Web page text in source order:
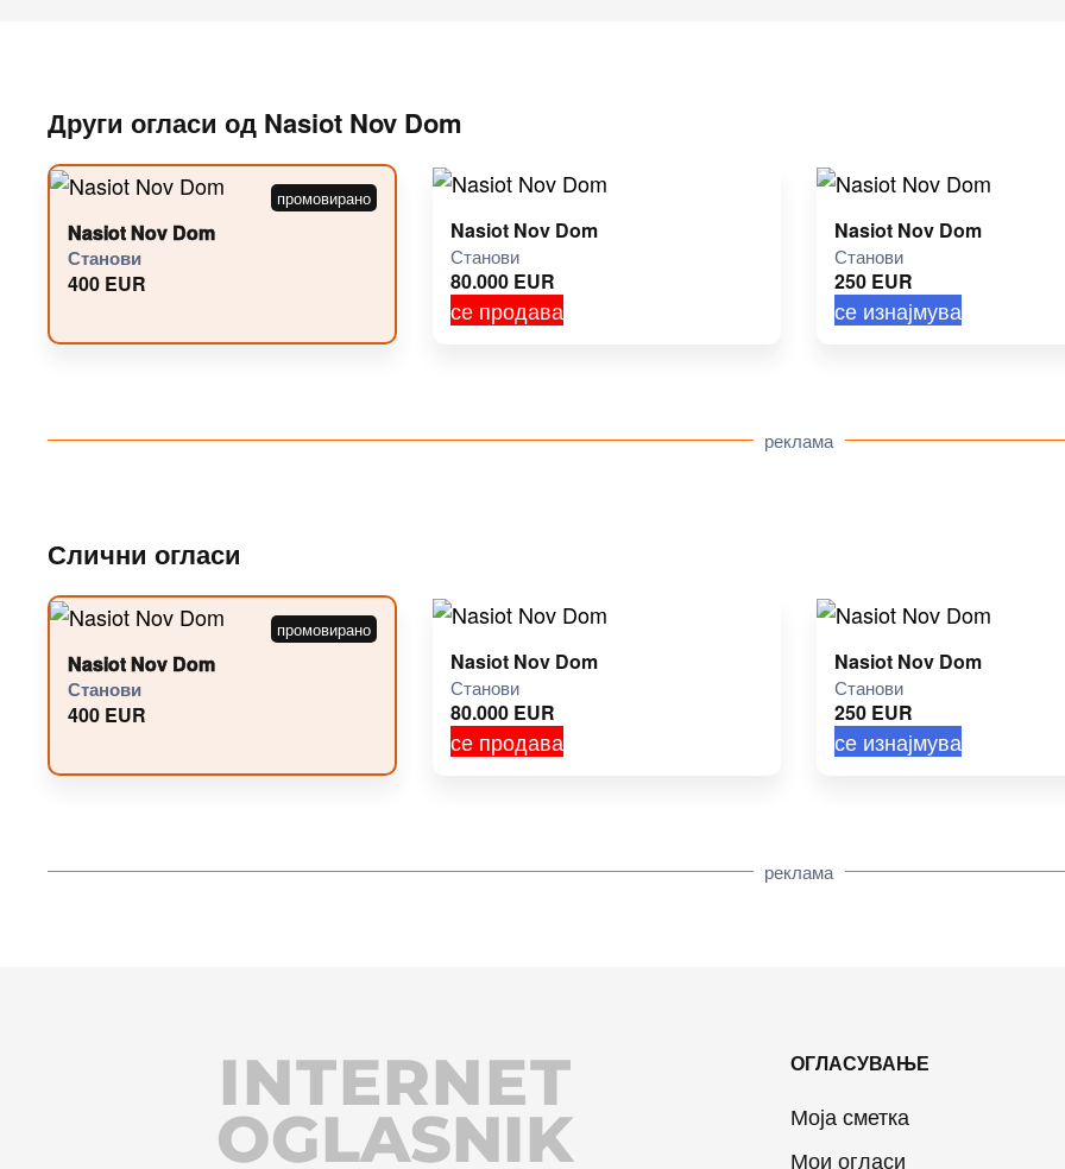
Други огласи од Nasiot Nov Dom
Nasiot Nov Dom
Станови
400 EUR
Nasiot Nov Dom
Станови
80.000 EUR
се продава
Nasiot Nov Dom
Станови
250 EUR
се изнајмува
реклама
Слични огласи
Nasiot Nov Dom
Станови
400 EUR
Nasiot Nov Dom
Станови
80.000 EUR
се продава
Nasiot Nov Dom
Станови
250 EUR
се изнајмува
реклама
INTERNET
OGLASNIK
ОГЛАСУВАЊЕ
Моја сметка
Мои огласи